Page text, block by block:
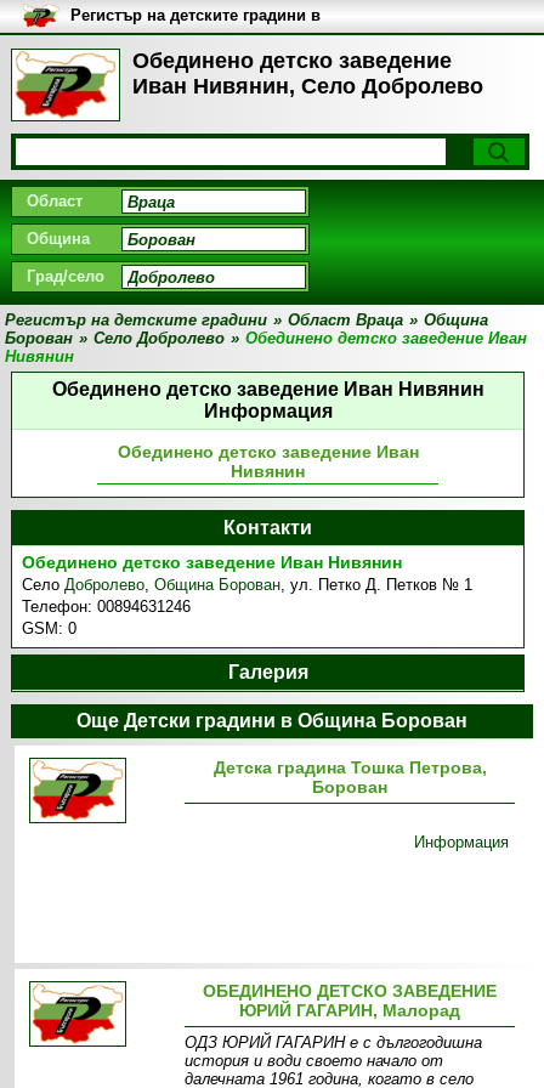
Обединено детско заведение
Иван Нивянин, Село Добролево
Регистър на детските градини в
България
Област
Община
Град/село
Регистър на детските градини » Област Враца » Община
Борован » Село Добролево » Обединено детско заведение Иван
Нивянин
Обединено детско заведение Иван Нивянин
Информация
Обединено детско заведение Иван
Нивянин
Контакти
Обединено детско заведение Иван Нивянин
СелоДобролево,Община Борован,ул. Петко Д. Петков № 1
Телефон:00894631246
GSM:0
Галерия
Още Детски градини в Община Борован
Детска градина Тошка Петрова,
Борован
Информация
ОБЕДИНЕНО ДЕТСКО ЗАВЕДЕНИЕ
ЮРИЙ ГАГАРИН, Малорад
ОДЗ ЮРИЙ ГАГАРИН е с дългогодишна
история и води своето начало от
далечната 1961 година, когато в село